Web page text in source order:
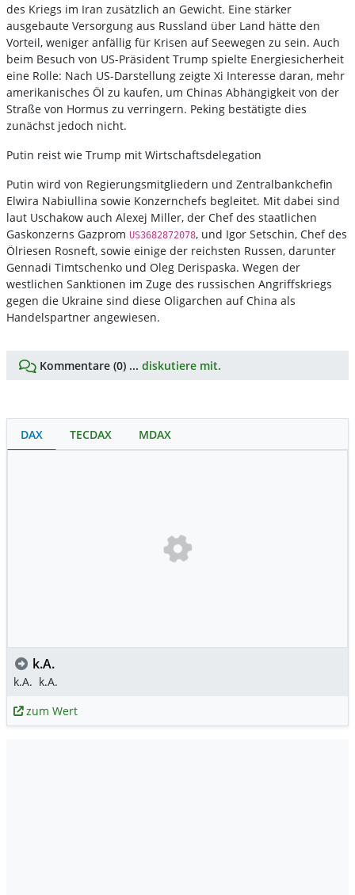
des Kriegs im Iran zusätzlich an Gewicht. Eine stärker
ausgebaute Versorgung aus Russland über Land hätte den
Vorteil, weniger anfällig für Krisen auf Seewegen zu sein. Auch
beim Besuch von US-Präsident Trump spielte Energiesicherheit
eine Rolle: Nach US-Darstellung zeigte Xi Interesse daran, mehr
amerikanisches Öl zu kaufen, um Chinas Abhängigkeit von der
Straße von Hormus zu verringern. Peking bestätigte dies
zunächst jedoch nicht.
Putin reist wie Trump mit Wirtschaftsdelegation
Putin wird von Regierungsmitgliedern und Zentralbankchefin
Elwira Nabiullina sowie Konzernchefs begleitet. Mit dabei sind
laut Uschakow auch Alexej Miller, der Chef des staatlichen
Gaskonzerns Gazprom US3682872078, und Igor Setschin, Chef des
Ölriesen Rosneft, sowie einige der reichsten Russen, darunter
Gennadi Timtschenko und Oleg Derispaska. Wegen der
westlichen Sanktionen im Zuge des russischen Angriffskriegs
gegen die Ukraine sind diese Oligarchen auf China als
Handelspartner angewiesen.
Kommentare (0) ... diskutiere mit.
DAX TECDAX MDAX
k.A.
k.A. k.A.
zum Wert